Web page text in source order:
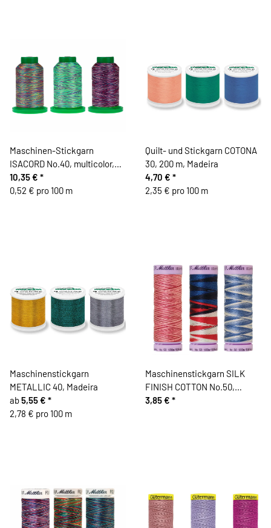
Maschinen-Stickgarn
ISACORD No.40, multicolor,
Mettler
10,35 € *
0,52 € pro 100 m
Quilt- und Stickgarn COTONA
30, 200 m, Madeira
4,70 € *
2,35 € pro 100 m
Maschinenstickgarn
METALLIC 40, Madeira
ab5,55 € *
2,78 € pro 100 m
Maschinenstickgarn SILK
FINISH COTTON No.50,
multicolor, 100 m, Mettler
3,85 € *